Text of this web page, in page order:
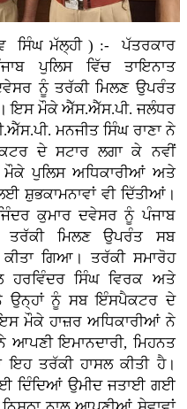
ਸਿੰਘ ਮੱਲ੍ਹੀ ) :-
ਪੱਤਰਕਾਰ
ਪੁਲਿਸ ਵਿੱਚ ਤਾਇਨਾਤ
ਨੂੰ ਤਰੱਕੀ ਮਿਲਣ ਉਪਰੰਤ
ਇਸ ਮੌਕੇ ਐੱਸ.ਐੱਸ.ਪੀ. ਜਲੰਧਰ
ਮਨਜੀਤ ਸਿੰਘ ਰਾਣਾ ਨੇ
ਦੇ ਸਟਾਰ ਲਗਾ ਕੇ ਨਵੀਂ
ਮੌਕੇ ਪੁਲਿਸ ਅਧਿਕਾਰੀਆਂ ਅਤੇ
ਸ਼ੁਭਕਾਮਨਾਵਾਂ ਵੀ ਦਿੱਤੀਆਂ।
ਕੁਮਾਰ ਦਵੇਸਰ ਨੂੰ ਪੰਜਾਬ
ਮਿਲਣ ਉਪਰੰਤ ਸਬ
ਗਿਆ। ਤਰੱਕੀ ਸਮਾਰੋਹ
ਹਰਵਿੰਦਰ ਸਿੰਘ ਵਿਰਕ ਅਤੇ
ਨੇ ਉਨ੍ਹਾਂ ਨੂੰ ਸਬ ਇੰਸਪੈਕਟਰ ਦੇ
ਮੌਕੇ ਹਾਜ਼ਰ ਅਧਿਕਾਰੀਆਂ ਨੇ
ਆਪਣੀ ਇਮਾਨਦਾਰੀ, ਮਿਹਨਤ
ਤਰੱਕੀ ਹਾਸਲ ਕੀਤੀ ਹੈ।
ਦਿੰਦਿਆਂ ਉਮੀਦ ਜਤਾਈ ਗਈ